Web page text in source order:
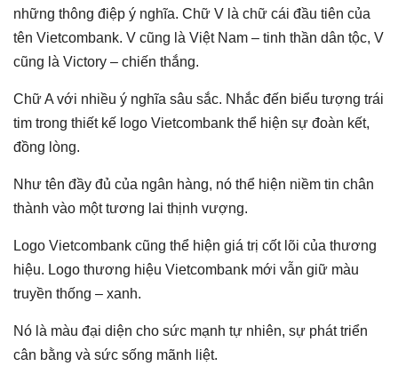
những thông điệp ý nghĩa. Chữ V là chữ cái đầu tiên của
tên Vietcombank. V cũng là Việt Nam – tinh thần dân tộc, V
cũng là Victory – chiến thắng.
Chữ A với nhiều ý nghĩa sâu sắc. Nhắc đến biểu tượng trái
tim trong thiết kế logo Vietcombank thể hiện sự đoàn kết,
đồng lòng.
Như tên đầy đủ của ngân hàng, nó thể hiện niềm tin chân
thành vào một tương lai thịnh vượng.
Logo Vietcombank cũng thể hiện giá trị cốt lõi của thương
hiệu. Logo thương hiệu Vietcombank mới vẫn giữ màu
truyền thống – xanh.
Nó là màu đại diện cho sức mạnh tự nhiên, sự phát triển
cân bằng và sức sống mãnh liệt.